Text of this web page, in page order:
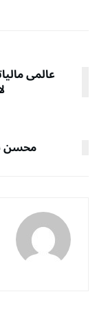
عالمی
محسن